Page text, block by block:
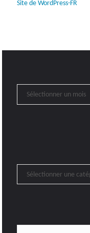
Site de WordPress-FR
Archives
Catégories